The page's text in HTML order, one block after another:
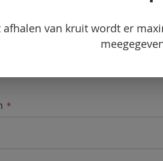
afhalen van kruit wordt er